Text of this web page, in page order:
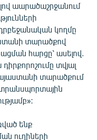
աարածաշրջանում
կողմը
տարածքով
հարցը՝ ասելով.
տվյալ
տարածքում
ենք
ուղիների